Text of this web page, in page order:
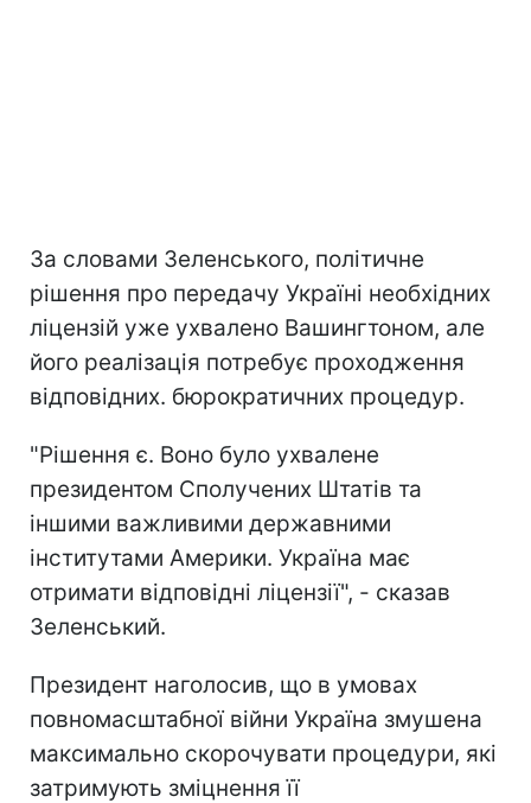
За словами Зеленського, політичне
рішення про передачу Україні необхідних
ліцензій уже ухвалено Вашингтоном, але
його реалізація потребує проходження
відповідних. бюрократичних процедур.
"Рішення є. Воно було ухвалене
президентом Сполучених Штатів та
іншими важливими державними
інститутами Америки. Україна має
отримати відповідні ліцензії", - сказав
Зеленський.
Президент наголосив, що в умовах
повномасштабної війни Україна змушена
максимально скорочувати процедури, які
затримують зміцнення її